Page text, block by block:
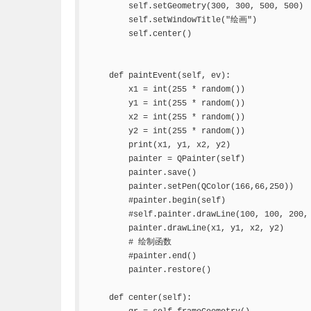
self.setGeometry(300, 300, 500, 500)
self.setWindowTitle("绘画")
self.center()
def paintEvent(self, ev):
x1 = int(255 * random())
y1 = int(255 * random())
x2 = int(255 * random())
y2 = int(255 * random())
print(x1, y1, x2, y2)
painter = QPainter(self)
painter.save()
painter.setPen(QColor(166,66,250))
#painter.begin(self)
#self.painter.drawLine(100, 100, 200,
painter.drawLine(x1, y1, x2, y2)
# 绘制函数
#painter.end()
painter.restore()
def center(self):